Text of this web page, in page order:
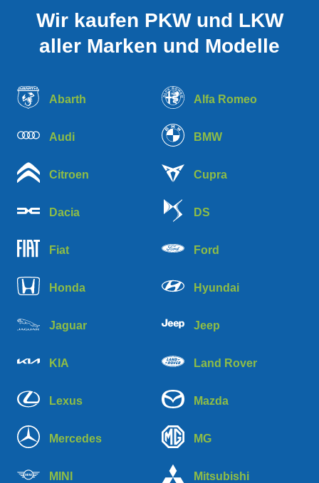
Wir kaufen PKW und LKW
aller Marken und Modelle
Abarth Alfa Romeo
Audi BMW
Citroen Cupra
Dacia DS
Fiat Ford
Honda Hyundai
Jaguar Jeep
KIA Land Rover
Lexus Mazda
Mercedes MG
MINI Mitsubishi